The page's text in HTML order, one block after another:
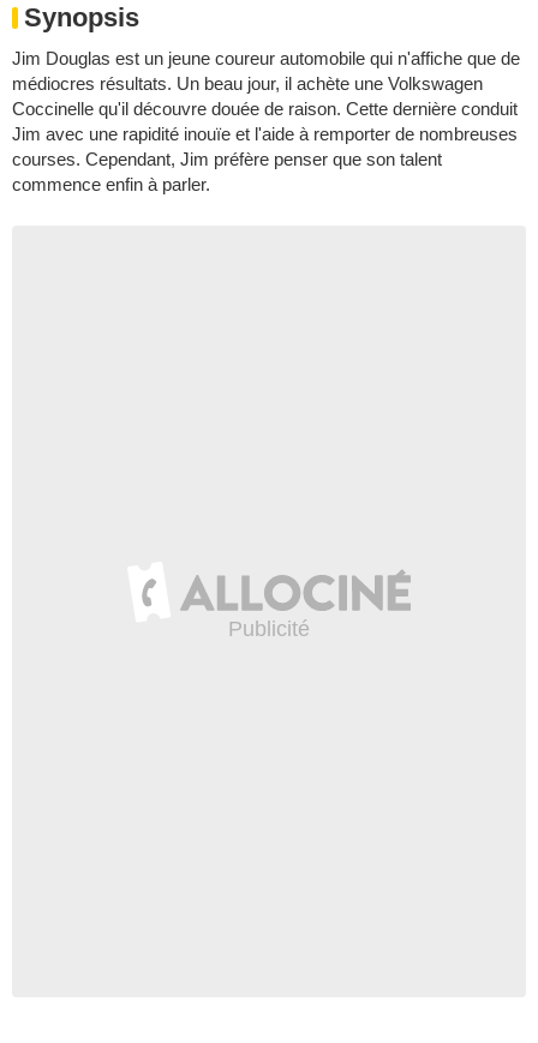
Synopsis
Jim Douglas est un jeune coureur automobile qui n'affiche que de
médiocres résultats. Un beau jour, il achète une Volkswagen
Coccinelle qu'il découvre douée de raison. Cette dernière conduit
Jim avec une rapidité inouïe et l'aide à remporter de nombreuses
courses. Cependant, Jim préfère penser que son talent
commence enfin à parler.